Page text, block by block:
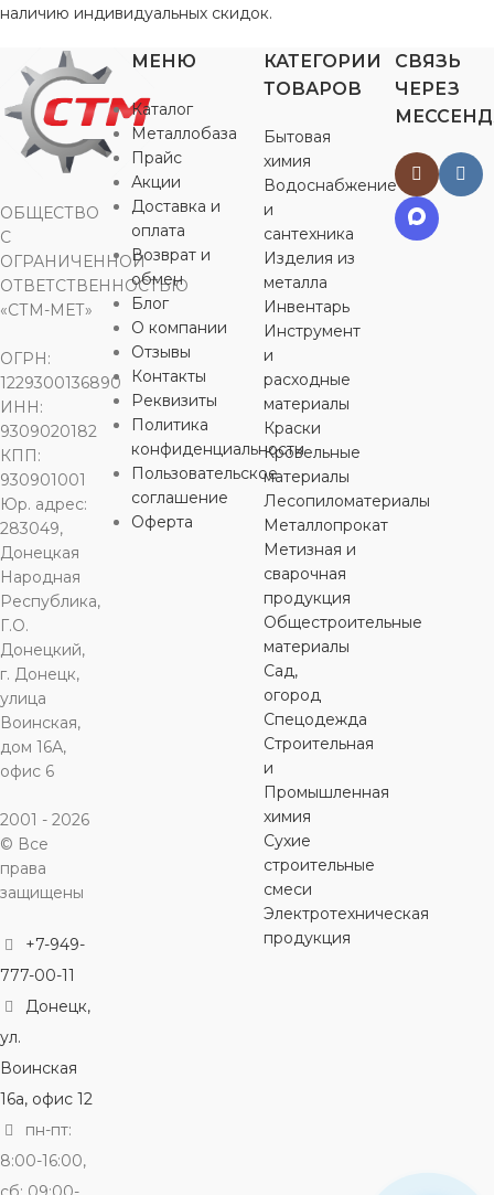
наличию индивидуальных скидок.
ОБЩЕСТВО
С
ОГРАНИЧЕННОЙ
ОТВЕТСТВЕННОСТЬЮ
«СТМ-МЕТ»
ОГРН:
1229300136890
ИНН:
9309020182
КПП:
930901001
Юр. адрес:
283049,
Донецкая
Народная
Республика,
Г.О.
Донецкий,
г. Донецк,
улица
Воинская,
дом 16А,
офис 6
2001 - 2026
© Все
права
защищены
+7-949-
777-00-11
Донецк,
ул.
Воинская
16а, офис 12
пн-пт:
8:00-16:00,
МЕНЮ
Каталог
Металлобаза
Прайс
Акции
Доставка и
оплата
Возврат и
обмен
Блог
О компании
Отзывы
Контакты
Реквизиты
Политика
конфиденциальности
Пользовательское
соглашение
Оферта
КАТЕГОРИИ
ТОВАРОВ
Бытовая
химия
Водоснабжение
и
сантехника
Изделия из
металла
Инвентарь
Инструмент
и
расходные
материалы
Краски
Кровельные
материалы
Лесопиломатериалы
Металлопрокат
Метизная и
сварочная
продукция
Общестроительные
материалы
Сад,
огород
Спецодежда
Строительная
и
Промышленная
химия
Сухие
строительные
смеси
Электротехническая
продукция
СВЯЗЬ
ЧЕРЕЗ